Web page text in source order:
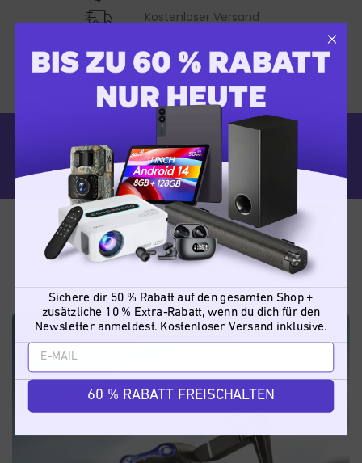
Kostenloser Versand
Bezahle in 30 Tagen
So kannst du die Welt aus der Luft
erleben
Sichere dir 50 % Rabatt auf den gesamten Shop +
zusätzliche 10 % Extra-Rabatt, wenn du dich für den
Newsletter anmeldest. Kostenloser Versand inklusive.
60 % RABATT FREISCHALTEN